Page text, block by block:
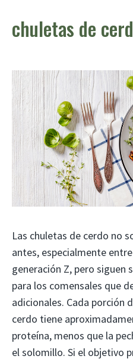
chuletas de
Las chuletas de cerdo no
antes, especialmente
generación Z, pero siguen
para los comensales que
adicionales. Cada porción
cerdo tiene
proteína, menos que la
el solomillo. Si el objetivo